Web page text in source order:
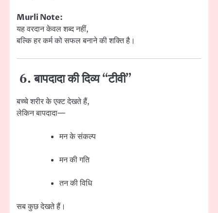
Murli Note:
यह वरदान केवल शब्द नहीं,
बल्कि हर कर्म को सफल बनाने की शक्ति है।
6. बापदादा की दिव्य “टीवी”
बच्चे शरीर के एक्ट देखते हैं,
लेकिन बापदादा—
मन के संकल्प
मन की गति
तन की विधि
सब कुछ देखते हैं।